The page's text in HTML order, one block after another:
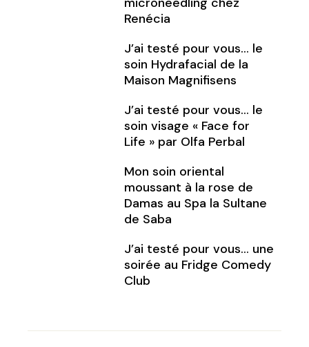
Renécia
J’ai testé pour vous… le
soin Hydrafacial de la
Maison Magnifisens
J’ai testé pour vous… le
soin visage « Face for
Life » par Olfa Perbal
Mon soin oriental
moussant à la rose de
Damas au Spa la Sultane
de Saba
J’ai testé pour vous… une
soirée au Fridge Comedy
Club